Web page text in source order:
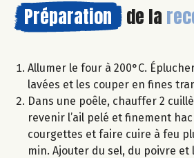
Préparation de la
Allumer le four à 200°C.
lavées et les couper en fines
Dans une poêle, chauffer 2
revenir l’ail pelé et finement
courgettes et faire cuire à feu
min. Ajouter du sel, du poivre et